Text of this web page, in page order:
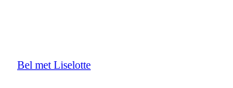
Bel met Liselotte